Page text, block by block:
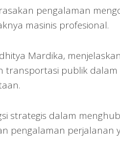
pengalaman
masinis profesional.
Mardika,
transportasi publik dalam
strategis dalam
pengalaman perjalanan